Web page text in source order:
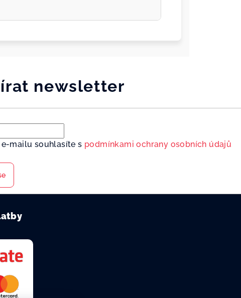
newsletter
mailu souhlasíte s podmínkami ochrany osobních údajů